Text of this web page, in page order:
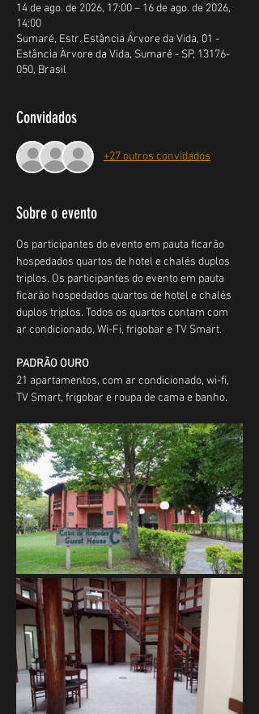
14 de ago. de 2026, 17:00 – 16 de ago. de 2026,
14:00
Sumaré, Estr. Estância Árvore da Vida, 01 -
Estância Àrvore da Vida, Sumaré - SP, 13176-
050, Brasil
Convidados
+27 outros convidados
Sobre o evento
Os participantes do evento em pauta ficarão
hospedados quartos de hotel e chalés duplos
triplos. Os participantes do evento em pauta
ficarão hospedados quartos de hotel e chalés
duplos triplos. Todos os quartos contam com
ar condicionado, Wi-Fi, frigobar e TV Smart.
PADRÃO OURO
21 apartamentos, com ar condicionado, wi-fi,
TV Smart, frigobar e roupa de cama e banho.